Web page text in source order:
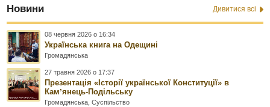
Новини Дивитися всі
08 червня 2026 о 16:34
Українська книга на Одещині
Громадянська
27 травня 2026 о 17:37
Презентація «Історії української Конституції» в
Камʼянець-Подільську
Громадянська ,Суспільство